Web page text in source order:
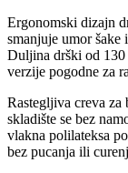
Ergonomski dizajn
smanjuje umor šake
Duljina drški od 130
verzije pogodne za
Rastegljiva creva za
skladište se bez
vlakna polilateksa
bez pucanja ili